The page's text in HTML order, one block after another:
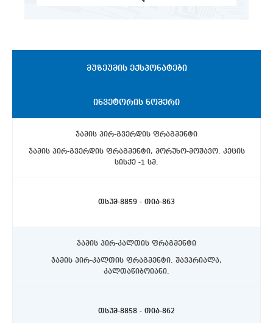
ᲛᲣᲖᲔᲣᲛᲘᲡ ᲔᲥᲡᲞᲝᲜᲐᲢᲔᲑᲘ
ᲘᲜᲕᲔᲢᲝᲠᲘᲡ ᲜᲝᲛᲔᲠᲘ
ჯამის პირ-გვერდის ფრაგმენტი
ჯამის პირ-გვერდის ფრაგმენტი, მორუხო-მოშავო. კეცის
სისქე -1 სმ.
თსუმ-8859 - თია-863
ჯამის პირ-კალთის ფრაგმენტი
ჯამის პირ-კალთის ფრაგმენტი. შავპრიალა,
კალთაწიბოიანი.
თსუმ-8858 - თია-862